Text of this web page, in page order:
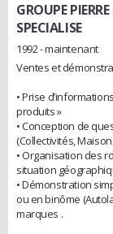
GROUPE
SPECIALISE
1992 - maintenant
Ventes et
• Prise
produits »
• Conception de
(Collectivités,
• Organisation des
situation
• Démonstration
ou en binôme
marques .